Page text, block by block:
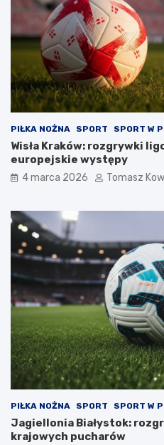
PIŁKA NOŻNA SPORT SPORT W
Wisła Kraków: rozgrywki
europejskie występy
4 marca 2026 Tomasz
PIŁKA NOŻNA SPORT SPORT W
Jagiellonia Białystok:
krajowych pucharów